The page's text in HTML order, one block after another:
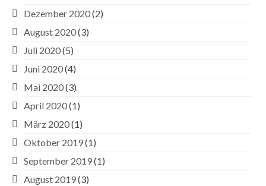
Dezember 2020(2)
August 2020(3)
Juli 2020(5)
Juni 2020(4)
Mai 2020(3)
April 2020(1)
März 2020(1)
Oktober 2019(1)
September 2019(1)
August 2019(3)